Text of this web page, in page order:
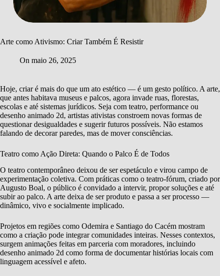
Arte como Ativismo: Criar Também É Resistir
On maio 26, 2025
Hoje, criar é mais do que um ato estético — é um gesto político. A arte,
que antes habitava museus e palcos, agora invade ruas, florestas,
escolas e até sistemas jurídicos. Seja com teatro, performance ou
desenho animado 2d, artistas ativistas constroem novas formas de
questionar desigualdades e sugerir futuros possíveis. Não estamos
falando de decorar paredes, mas de mover consciências.
Teatro como Ação Direta: Quando o Palco É de Todos
O teatro contemporâneo deixou de ser espetáculo e virou campo de
experimentação coletiva. Com práticas como o teatro-fórum, criado por
Augusto Boal, o público é convidado a intervir, propor soluções e até
subir ao palco. A arte deixa de ser produto e passa a ser processo —
dinâmico, vivo e socialmente implicado.
Projetos em regiões como Odemira e Santiago do Cacém mostram
como a criação pode integrar comunidades inteiras. Nesses contextos,
surgem animações feitas em parceria com moradores, incluindo
desenho animado 2d como forma de documentar histórias locais com
linguagem acessível e afeto.